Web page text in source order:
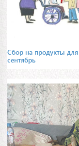
Сбор на продукты
сентябрь